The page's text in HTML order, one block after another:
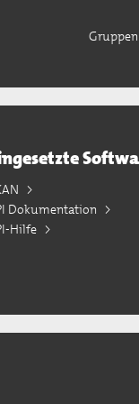
Gruppen
Dokumentation
Hilfe